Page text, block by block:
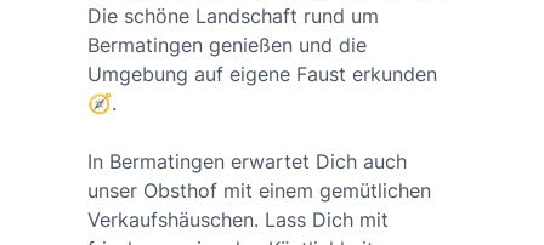
Die schöne Landschaft rund um
Bermatingen genießen und die
Umgebung auf eigene Faust erkunden
🧭.
In Bermatingen erwartet Dich auch
unser Obsthof mit einem gemütlichen
Verkaufshäuschen. Lass Dich mit